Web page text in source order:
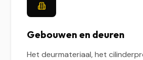
Gebouwen en deuren
Het deurmateriaal, het